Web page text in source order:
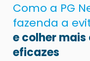
Como a PG
fazenda a
e colher
eficazes